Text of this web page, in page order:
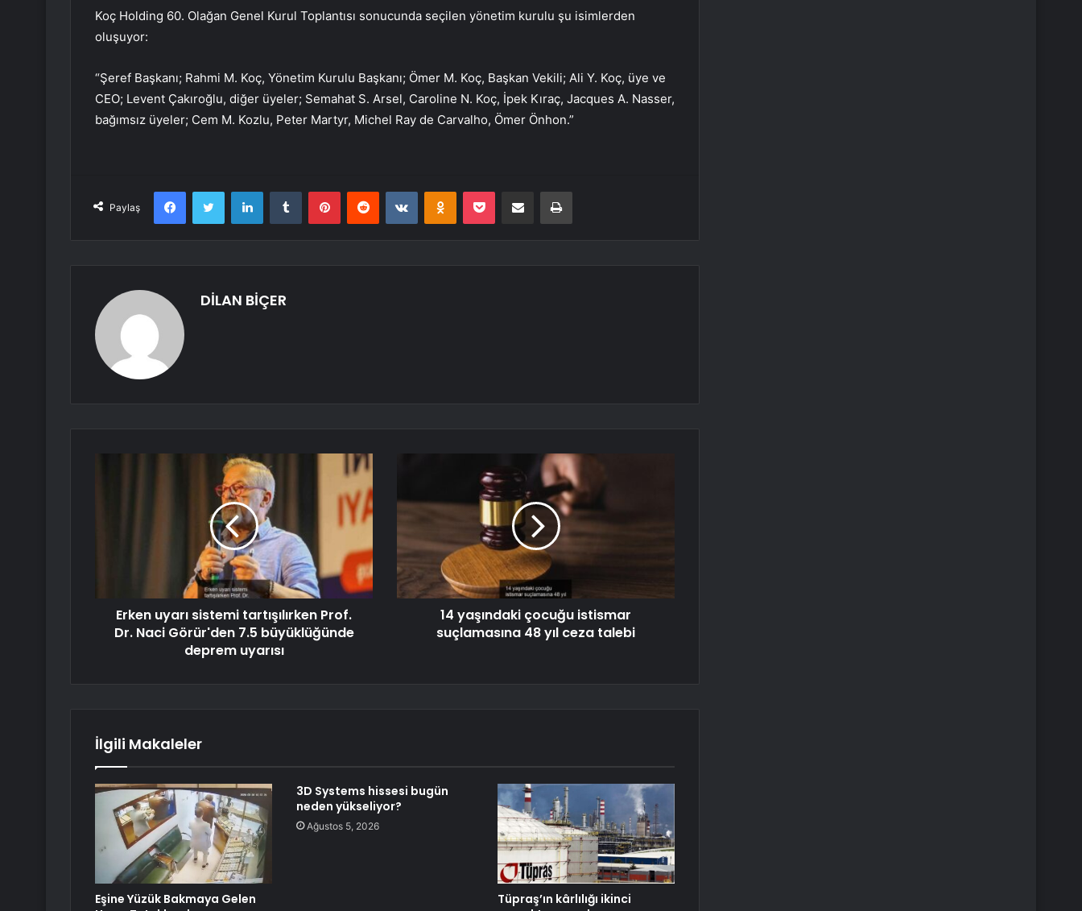
Koç Holding 60. Olağan Genel Kurul Toplantısı sonucunda seçilen yönetim kurulu şu isimlerden
oluşuyor:
“Şeref Başkanı; Rahmi M. Koç, Yönetim Kurulu Başkanı; Ömer M. Koç, Başkan Vekili; Ali Y. Koç, üye ve
CEO; Levent Çakıroğlu, diğer üyeler; Semahat S. Arsel, Caroline N. Koç, İpek Kıraç, Jacques A. Nasser,
bağımsız üyeler; Cem M. Kozlu, Peter Martyr, Michel Ray de Carvalho, Ömer Önhon.”
Paylaş
FacebookTwitter LinkedInTumblr PinterestReddit VKontakteOdnoklassniki
Pocket E-Posta ile paylaş Yazdır
DİLAN BİÇER
Erken uyarı sistemi tartışılırken Prof.
Dr. Naci Görür'den 7.5 büyüklüğünde
deprem uyarısı
14 yaşındaki çocuğu istismar
suçlamasına 48 yıl ceza talebi
İlgili Makaleler
Eşine Yüzük Bakmaya Gelen
3D Systems hissesi bugün
neden yükseliyor?
Ağustos 5, 2026
Tüpraş’ın kârlılığı ikinci